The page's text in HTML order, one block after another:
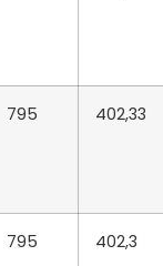
795 402,33
795 402,3